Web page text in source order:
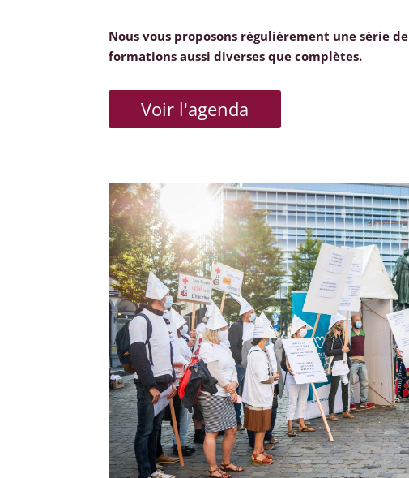
Nous vous proposons régulièrement une série de
formations aussi diverses que complètes.
Voir l'agenda